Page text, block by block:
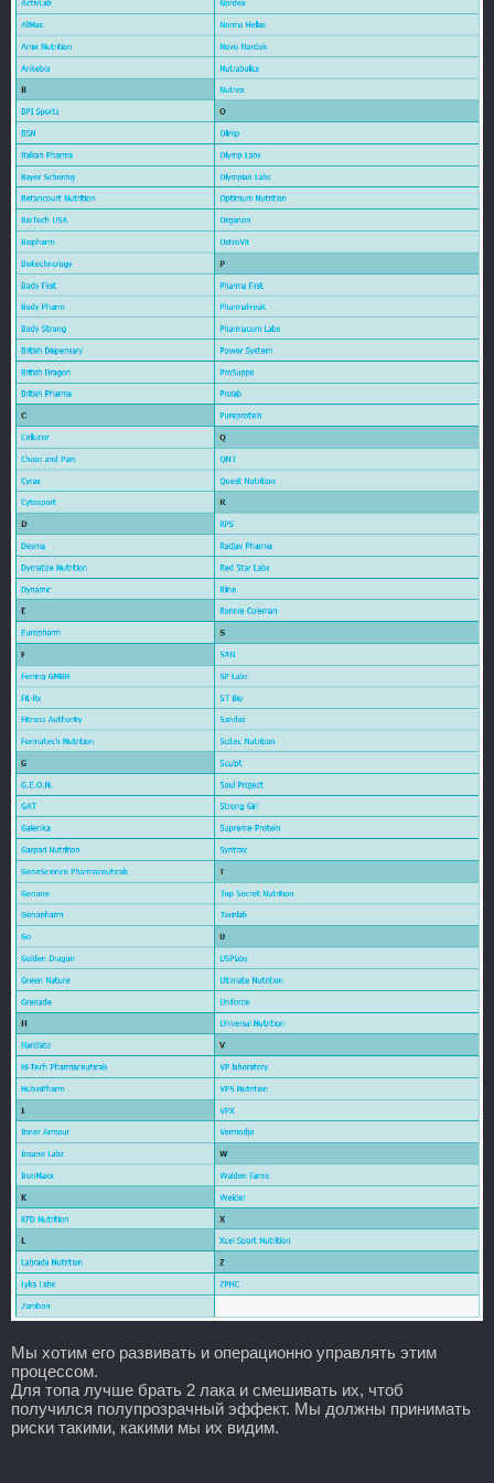
Мы хотим его развивать и операционно управлять этим
процессом.
Для топа лучше брать 2 лака и смешивать их, чтоб
получился полупрозрачный эффект. Мы должны принимать
риски такими, какими мы их видим.